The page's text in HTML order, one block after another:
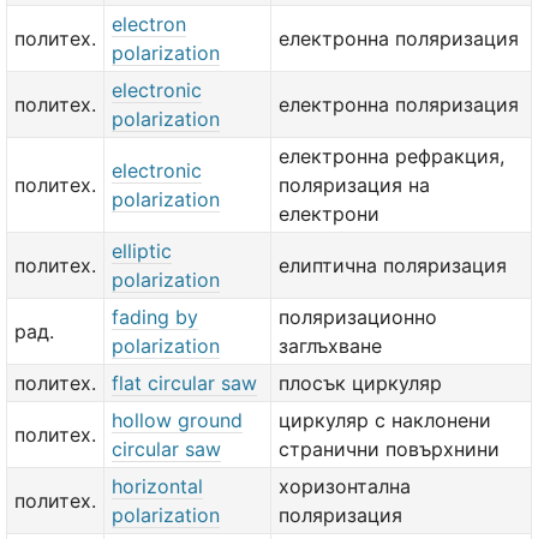
политех.
electron
polarization
електронна поляризация
политех.
electronic
polarization
електронна поляризация
политех.
electronic
polarization
електронна рефракция,
поляризация на
електрони
политех.
elliptic
polarization
елиптична поляризация
рад.
fading by
polarization
поляризационно
заглъхване
политех.
flat circular saw плосък циркуляр
политех.
hollow ground
circular saw
циркуляр с наклонени
странични повърхнини
политех.
horizontal
polarization
хоризонтална
поляризация